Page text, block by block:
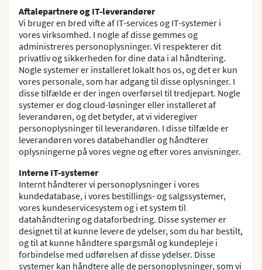
Aftalepartnere og IT-leverandører
Vi bruger en bred vifte af IT-services og IT-systemer i
vores virksomhed. I nogle af disse gemmes og
administreres personoplysninger. Vi respekterer dit
privatliv og sikkerheden for dine data i al håndtering.
Nogle systemer er installeret lokalt hos os, og det er kun
vores personale, som har adgang til disse oplysninger. I
disse tilfælde er der ingen overførsel til tredjepart. Nogle
systemer er dog cloud-løsninger eller installeret af
leverandøren, og det betyder, at vi videregiver
personoplysninger til leverandøren. I disse tilfælde er
leverandøren vores databehandler og håndterer
oplysningerne på vores vegne og efter vores anvisninger.
Interne IT-systemer
Internt håndterer vi personoplysninger i vores
kundedatabase, i vores bestillings- og salgssystemer,
vores kundeservicesystem og i et system til
datahåndtering og dataforbedring. Disse systemer er
designet til at kunne levere de ydelser, som du har bestilt,
og til at kunne håndtere spørgsmål og kundepleje i
forbindelse med udførelsen af disse ydelser. Disse
systemer kan håndtere alle de personoplysninger, som vi